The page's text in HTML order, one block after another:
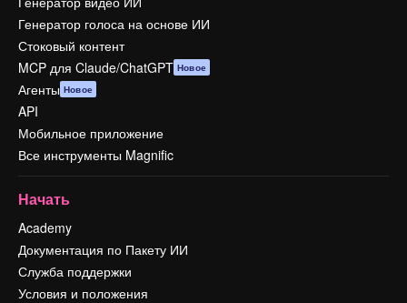
Генератор голоса на основе ИИ
Стоковый контент
MCP для Claude/ChatGPT Новое
Агенты Новое
API
Мобильное приложение
Все инструменты Magnific
Начать
Academy
Документация по Пакету ИИ
Служба поддержки
Условия и положения